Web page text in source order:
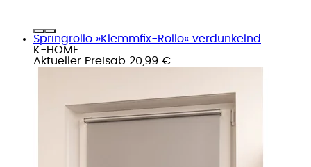
Springrollo »Klemmfix-Rollo« verdunkelnd
K-HOME
Aktueller Preisab 20,99 €